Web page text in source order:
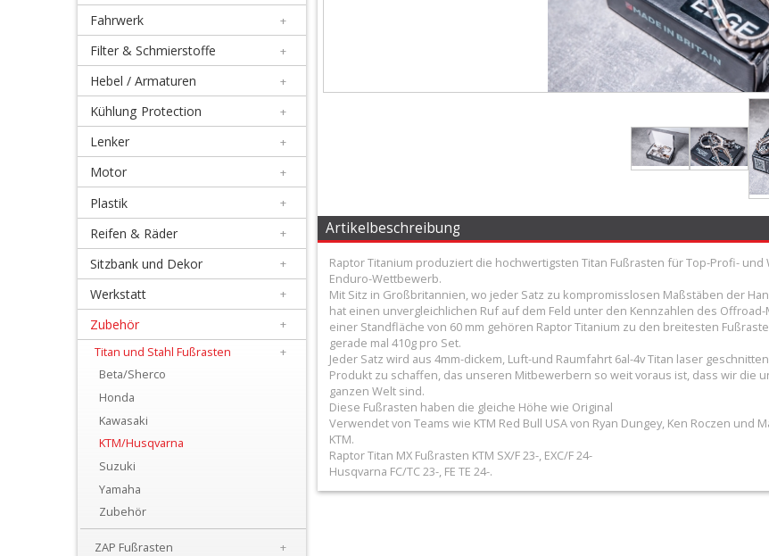
Elektrik
Fahrwerk
Schmierstoffe
Armaturen
Kühlung
Protection
Motor
Fahrwerk +
Filter & Schmierstoffe +
Hebel / Armaturen +
Kühlung Protection +
Lenker +
Motor +
Plastik +
Reifen & Räder +
Sitzbank und Dekor +
Werkstatt +
Zubehör
+
Titan und Stahl Fußrasten
+
Beta/Sherco
Honda
Kawasaki
KTM/Husqvarna
Suzuki
Yamaha
Zubehör
ZAP Fußrasten
+
Artikelbeschreibung
Raptor Titanium produziert die hochwertigsten Titan Fußrasten für Top-Profi-
Enduro-Wettbewerb.
Mit Sitz in Großbritannien, wo jeder Satz zu kompromisslosen Maßstäben der
hat einen unvergleichlichen Ruf auf dem Feld unter den Kennzahlen des
einer Standfläche von 60 mm gehören Raptor Titanium zu den breitesten
gerade mal 410g pro Set.
Jeder Satz wird aus 4mm-dickem, Luft-und Raumfahrt 6al-4v Titan laser
Produkt zu schaffen, das unseren Mitbewerbern so weit voraus ist, dass wir die
ganzen Welt sind.
Diese Fußrasten haben die gleiche Höhe wie Original
Verwendet von Teams wie KTM Red Bull USA von Ryan Dungey, Ken Roczen und
KTM.
Raptor Titan MX Fußrasten KTM SX/F 23-, EXC/F 24-
Husqvarna FC/TC 23-, FE TE 24-.